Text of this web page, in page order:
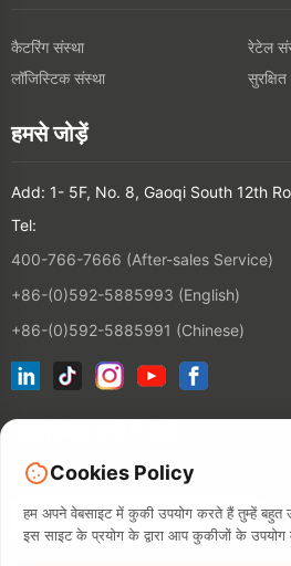
कैटरिंग संस्था
रेटेल
लॉजिस्टिक संस्था
हमसे जोड़ें
Add: 1- 5F, No. 8, Gaoqi South 12th
Tel:
400-766-7666 (After-sales Service)
+86-(0)592-5885993 (English)
+86-(0)592-5885991 (Chinese)
Cookies Policy
हम अपने वेबसाइट में कुकी उपयोग करते हैं तुम्हें बहुत
इस साइट के प्रयोग के द्वारा आप कुकीजों के